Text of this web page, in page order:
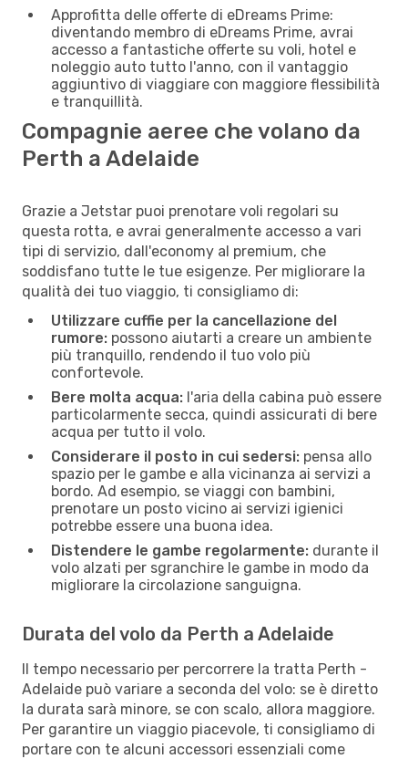
Approfitta delle offerte di eDreams Prime:
diventando membro di eDreams Prime, avrai
accesso a fantastiche offerte su voli, hotel e
noleggio auto tutto l'anno, con il vantaggio
aggiuntivo di viaggiare con maggiore flessibilità
e tranquillità.
Compagnie aeree che volano da
Perth a Adelaide
Grazie a Jetstar puoi prenotare voli regolari su
questa rotta, e avrai generalmente accesso a vari
tipi di servizio, dall'economy al premium, che
soddisfano tutte le tue esigenze. Per migliorare la
qualità dei tuo viaggio, ti consigliamo di:
Utilizzare cuffie per la cancellazione del
rumore: possono aiutarti a creare un ambiente
più tranquillo, rendendo il tuo volo più
confortevole.
Bere molta acqua: l'aria della cabina può essere
particolarmente secca, quindi assicurati di bere
acqua per tutto il volo.
Considerare il posto in cui sedersi: pensa allo
spazio per le gambe e alla vicinanza ai servizi a
bordo. Ad esempio, se viaggi con bambini,
prenotare un posto vicino ai servizi igienici
potrebbe essere una buona idea.
Distendere le gambe regolarmente: durante il
volo alzati per sgranchire le gambe in modo da
migliorare la circolazione sanguigna.
Durata del volo da Perth a Adelaide
Il tempo necessario per percorrere la tratta Perth -
Adelaide può variare a seconda del volo: se è diretto
la durata sarà minore, se con scalo, allora maggiore.
Per garantire un viaggio piacevole, ti consigliamo di
portare con te alcuni accessori essenziali come